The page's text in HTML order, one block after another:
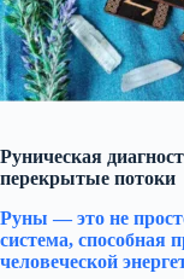
Руническая
перекрытые потоки
Руны — это не
система, способная
человеческой